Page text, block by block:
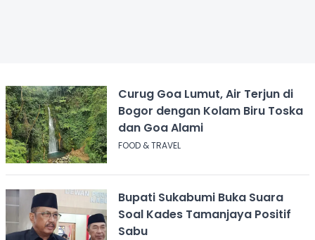
Curug Goa Lumut, Air Terjun di
Bogor dengan Kolam Biru Toska
dan Goa Alami
FOOD & TRAVEL
Bupati Sukabumi Buka Suara
Soal Kades Tamanjaya Positif
Sabu